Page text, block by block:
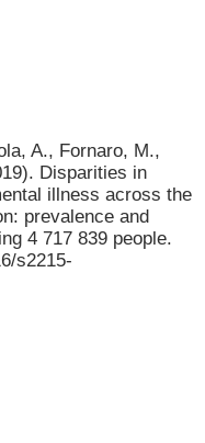
A., Fornaro, M.,
Disparities in
illness across the
prevalence and
4 717 839 people.
s2215-